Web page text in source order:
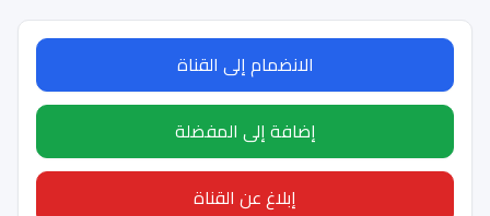
الانضمام إلى القناة
إضافة إلى المفضلة
إبلاغ عن القناة